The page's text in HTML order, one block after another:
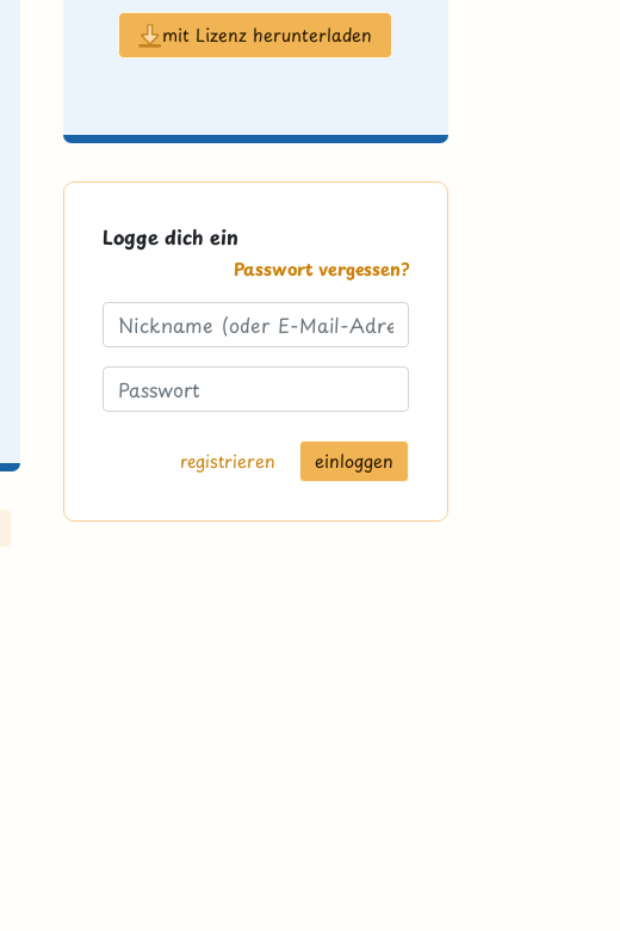
mit Lizenz herunterladen
Logge dich ein
Passwort vergessen?
registrieren